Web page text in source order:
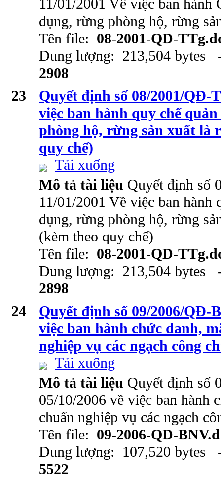
11/01/2001 Về việc ban hành
dụng, rừng phòng hộ, rừng
Tên file: 08-2001-QD-
Dung lượng: 213,504
2908
23
Quyết định số 08/2001/QĐ-
việc ban hành quy chế
phòng hộ, rừng sản xuất là
quy chế)
Tải xuống
Mô tả tài liệu Quyết định số
11/01/2001 Về việc ban hành
dụng, rừng phòng hộ, rừng
(kèm theo quy chế)
Tên file: 08-2001-QD-
Dung lượng: 213,504
2898
24
Quyết định số 09/2006/QĐ-
việc ban hành chức danh,
nghiệp vụ các ngạch công
Tải xuống
Mô tả tài liệu Quyết định số
05/10/2006 về việc ban hành
chuẩn nghiệp vụ các ngạch
Tên file: 09-2006-QD-
Dung lượng: 107,520
5522